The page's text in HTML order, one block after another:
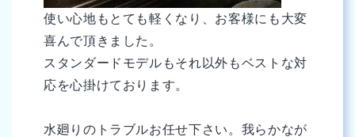
使い心地もとても軽くなり、お客様にも大変
喜んで頂きました。
スタンダードモデルもそれ以外もベストな対
応を心掛けております。
水廻りのトラブルお任せ下さい。我らかなが